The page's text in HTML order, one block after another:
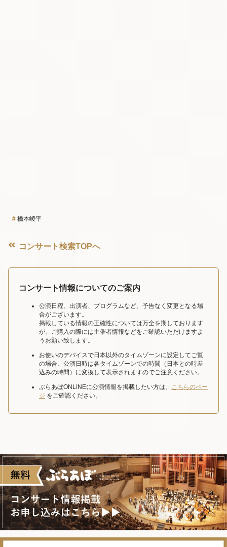
橋本崚平
コンサート検索TOPへ
コンサート情報についてのご案内
公演日程、出演者、プログラムなど、予告なく変更となる場
合がございます。
掲載している情報の正確性については万全を期しております
が、ご購入の際には主催者情報などをご確認いただけますよ
うお願い致します。
お使いのデバイスで日本以外のタイムゾーンに設定してご覧
の場合、公演日時は各タイムゾーンでの時間（日本との時差
込みの時間）に変換して表示されますのでご注意ください。
ぶらあぼONLINEに公演情報を掲載したい方は、 こちらのペー
ジ をご確認ください。